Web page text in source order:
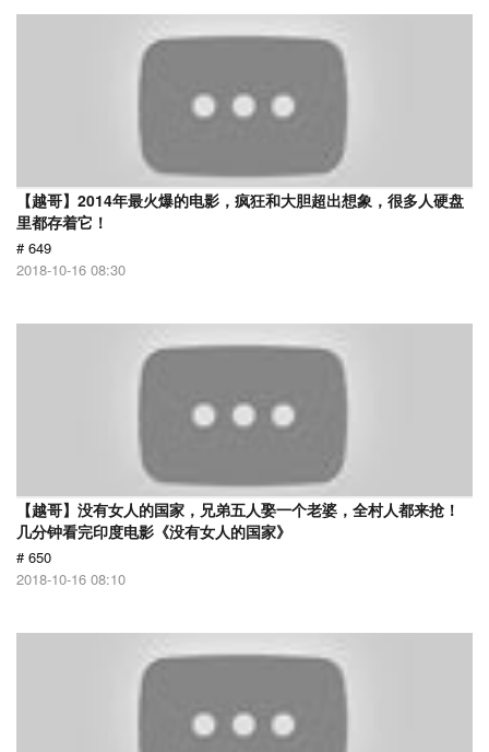
【越哥】2014年最火爆的电影，疯狂和大胆超出想象，很多人硬盘
里都存着它！
# 649
2018-10-16 08:30
【越哥】没有女人的国家，兄弟五人娶一个老婆，全村人都来抢！
几分钟看完印度电影《没有女人的国家》
# 650
2018-10-16 08:10